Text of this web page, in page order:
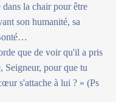
la chair pour être
son humanité, sa
que de voir qu'il a pris
Seigneur, pour que tu
s'attache à lui ? » (Ps